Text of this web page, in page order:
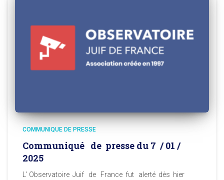
COMMUNIQUE DE PRESSE
Communiqué de presse du 7 / 01 /
2025
L’ Observatoire Juif de France fut alerté dès hier